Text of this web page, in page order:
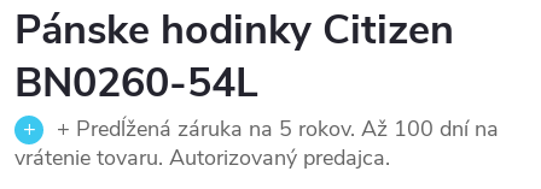
Pánske hodinky Citizen
BN0260-54L
+ Predĺžená záruka na 5 rokov. Až 100 dní na
vrátenie tovaru. Autorizovaný predajca.